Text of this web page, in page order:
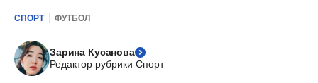
СПОРТ ФУТБОЛ
Зарина Кусанова
Редактор рубрики Спорт